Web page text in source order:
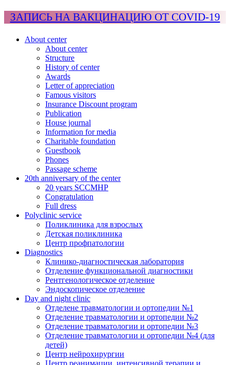
ЗАПИСЬ НА ВАКЦИНАЦИЮ ОТ COVID-19
About center
About center
Structure
History of center
Awards
Letter of appreciation
Famous visitors
Insurance Discount program
Publication
House journal
Information for media
Charitable foundation
Guestbook
Phones
Passage scheme
20th anniversary of the center
20 years SCCMHP
Congratulation
Full dress
Polyclinic service
Поликлиника для взрослых
Детская поликлиника
Центр профпатологии
Diagnostics
Клинико-диагностическая лаборатория
Отделение функциональной диагностики
Рентгенологическое отделение
Эндоскопическое отделение
Day and night clinic
Отделене травматологии и ортопедии №1
Отделение травматологии и ортопедии №2
Отделение травматологии и ортопедии №3
Отделение травматологии и ортопедии №4 (для
детей)
Центр нейрохирургии
Центр реанимации, интенсивной терапии и